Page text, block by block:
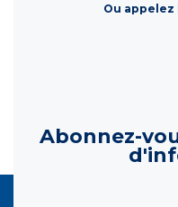
Ou appelez
Abonnez-